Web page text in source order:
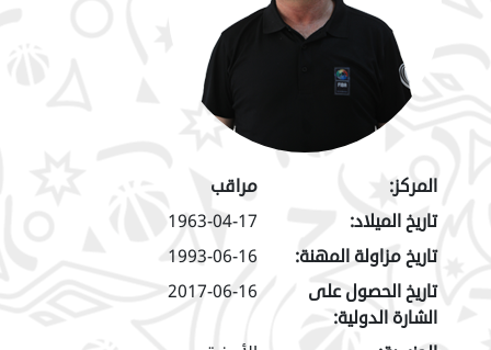
المركز:
مراقب
تاريخ الميلاد:
1963-04-17
تاريخ مزاولة المهنة:
1993-06-16
تاريخ الحصول على
الشارة الدولية:
2017-06-16